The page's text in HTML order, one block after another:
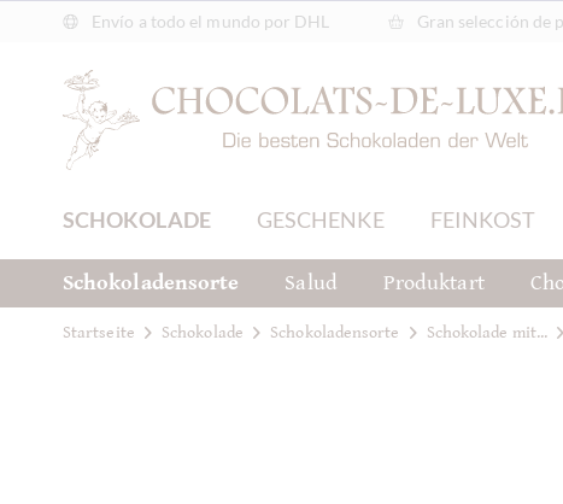
Envío a todo el mundo por DHL Gran selección de
SCHOKOLADE GESCHENKE FEINKOST
Schokoladensorte Salud Produktart
Startseite Schokolade Schokoladensorte Schokolade mit...